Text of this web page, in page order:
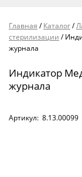
Главная /Каталог/
стерилизации /
журнала
Индикатор
журнала
Артикул: 8.13.00099